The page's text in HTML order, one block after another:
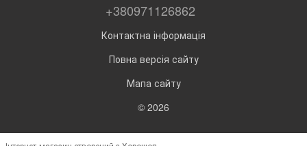
+380971126862
Контактна інформація
Повна версія сайту
Мапа сайту
© 2026